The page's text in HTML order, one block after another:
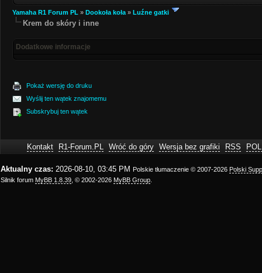
Yamaha R1 Forum PL » Dookoła koła » Luźne gatki
Krem do skóry i inne
Dodatkowe informacje
Pokaż wersję do druku
Wyślij ten wątek znajomemu
Subskrybuj ten wątek
Kontakt R1-Forum.PL Wróć do góry Wersja bez grafiki RSS
Aktualny czas: 2026-08-10, 03:45 PM Polskie tłumaczenie © 2007-2026 Polski
Silnik forum MyBB 1.8.39 , © 2002-2026 MyBB Group